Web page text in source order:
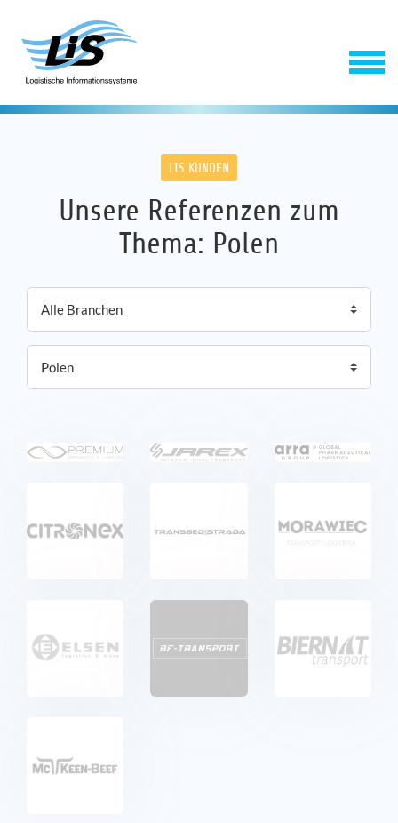
Software
Service
Unternehmen
News
DE
LIS KUNDEN
Unsere Referenzen zum
Thema: Polen